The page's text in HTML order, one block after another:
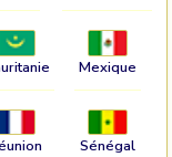
Mexique
Sénégal